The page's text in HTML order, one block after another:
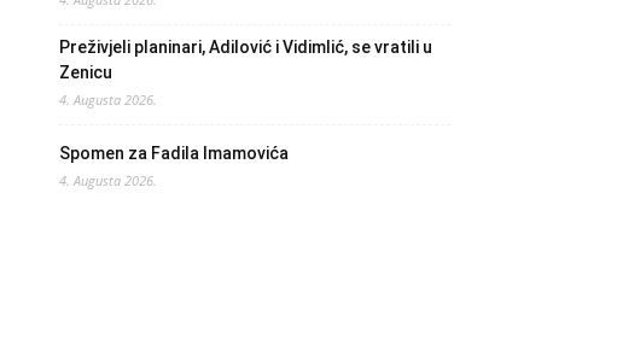
Preživjeli planinari, Adilović i Vidimlić, se vratili u
Zenicu
4. Augusta 2026.
Spomen za Fadila Imamovića
4. Augusta 2026.